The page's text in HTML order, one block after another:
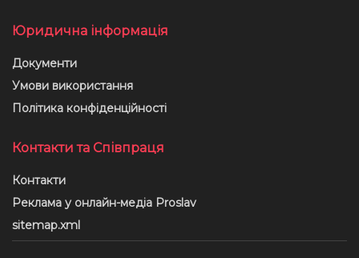
Юридична інформація
Документи
Умови використання
Політика конфіденційності
Контакти та Співпраця
Контакти
Реклама у онлайн-медіа Proslav
sitemap.xml